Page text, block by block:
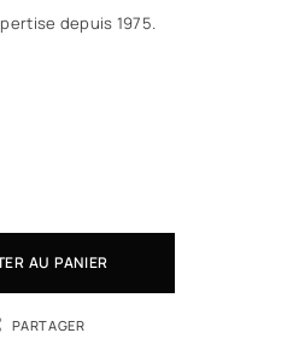
depuis 1975.
AU PANIER
PARTAGER